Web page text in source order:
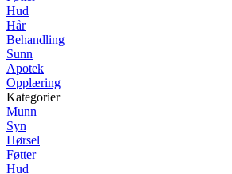
Hud
Hår
Behandling
Sunn
Apotek
Opplæring
Kategorier
Munn
Syn
Hørsel
Føtter
Hud